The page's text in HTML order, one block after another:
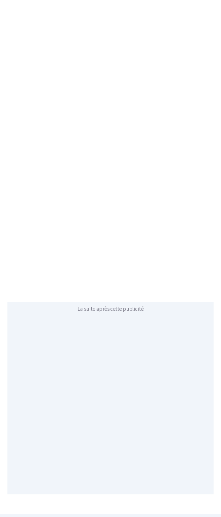
La suite après cette publicité